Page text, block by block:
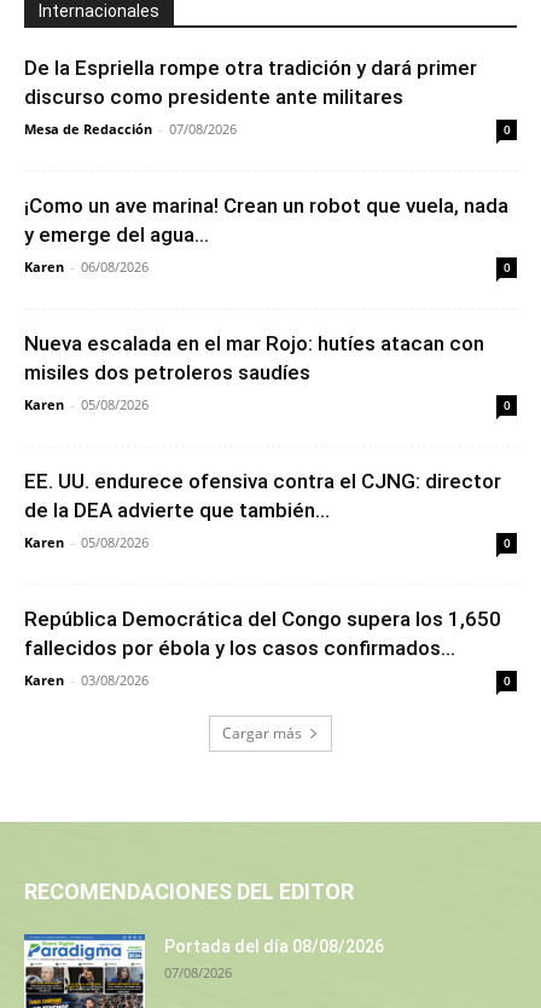
Internacionales
De la Espriella rompe otra tradición y dará primer
discurso como presidente ante militares
Mesa de Redacción - 07/08/2026 0
¡Como un ave marina! Crean un robot que vuela, nada
y emerge del agua...
Karen - 06/08/2026 0
Nueva escalada en el mar Rojo: hutíes atacan con
misiles dos petroleros saudíes
Karen - 05/08/2026 0
EE. UU. endurece ofensiva contra el CJNG: director
de la DEA advierte que también...
Karen - 05/08/2026 0
República Democrática del Congo supera los 1,650
fallecidos por ébola y los casos confirmados...
Karen - 03/08/2026 0
Cargar más
RECOMENDACIONES DEL EDITOR
Portada del día 08/08/2026
07/08/2026